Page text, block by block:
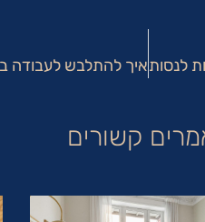
לנסותאיך להתלבש לעבודה
קשורים